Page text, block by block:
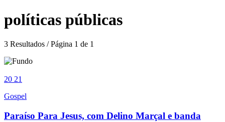
políticas públicas
3 Resultados / Página 1 de 1
20 21
Gospel
Paraíso Para Jesus, com Delino Marçal e banda